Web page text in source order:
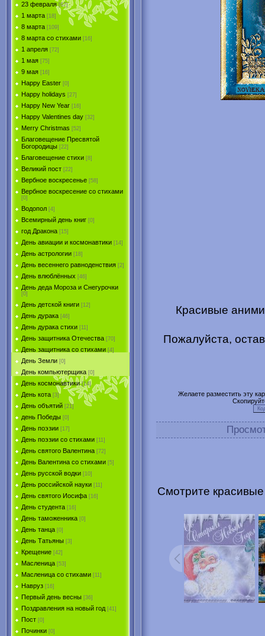
23 февраля [67]
1 марта [18]
8 марта [109]
8 марта со стихами [16]
1 апреля [72]
1 мая [75]
9 мая [16]
Happy Easter [0]
Happy holidays [27]
Happy New Year [16]
Happy Valentines day [32]
Merry Christmas [52]
Благовещение Пресвятой
Богородицы [22]
Благовещение стихи [8]
Великий пост [22]
Вербное воскресенье [58]
Вербное воскресение со стихами
[0]
Водопол [4]
Всемирный день книг [0]
год Дракона [15]
День авиации и космонавтики [14]
День астрологии [18]
День весеннего равноденствия [2]
День влюблённых [46]
День деда Мороза и Снегурочки
[0]
День детской книги [12]
День дурака [46]
День дурака стихи [11]
День защитника Отечества [70]
День защитника со стихами [4]
День Земли [0]
День компьютерщика [0]
День космонавтики [14]
День кота [3]
День объятий [21]
день Победы [0]
День поэзии [17]
День поэзии со стихами [11]
День святого Валентина [72]
День Валентина со стихами [5]
День русской водки [10]
День российской науки [11]
День святого Иосифа [16]
День студента [16]
День таможенника [0]
День танца [0]
День Татьяны [3]
Крещение [42]
Масленица [53]
Масленица со стихами [11]
Навруз [16]
Первый день весны [36]
Поздравления на новый год [41]
Пост [0]
Починки [0]
Красивые
Пожалуйста,
Желаете разместить эту
Смотрите